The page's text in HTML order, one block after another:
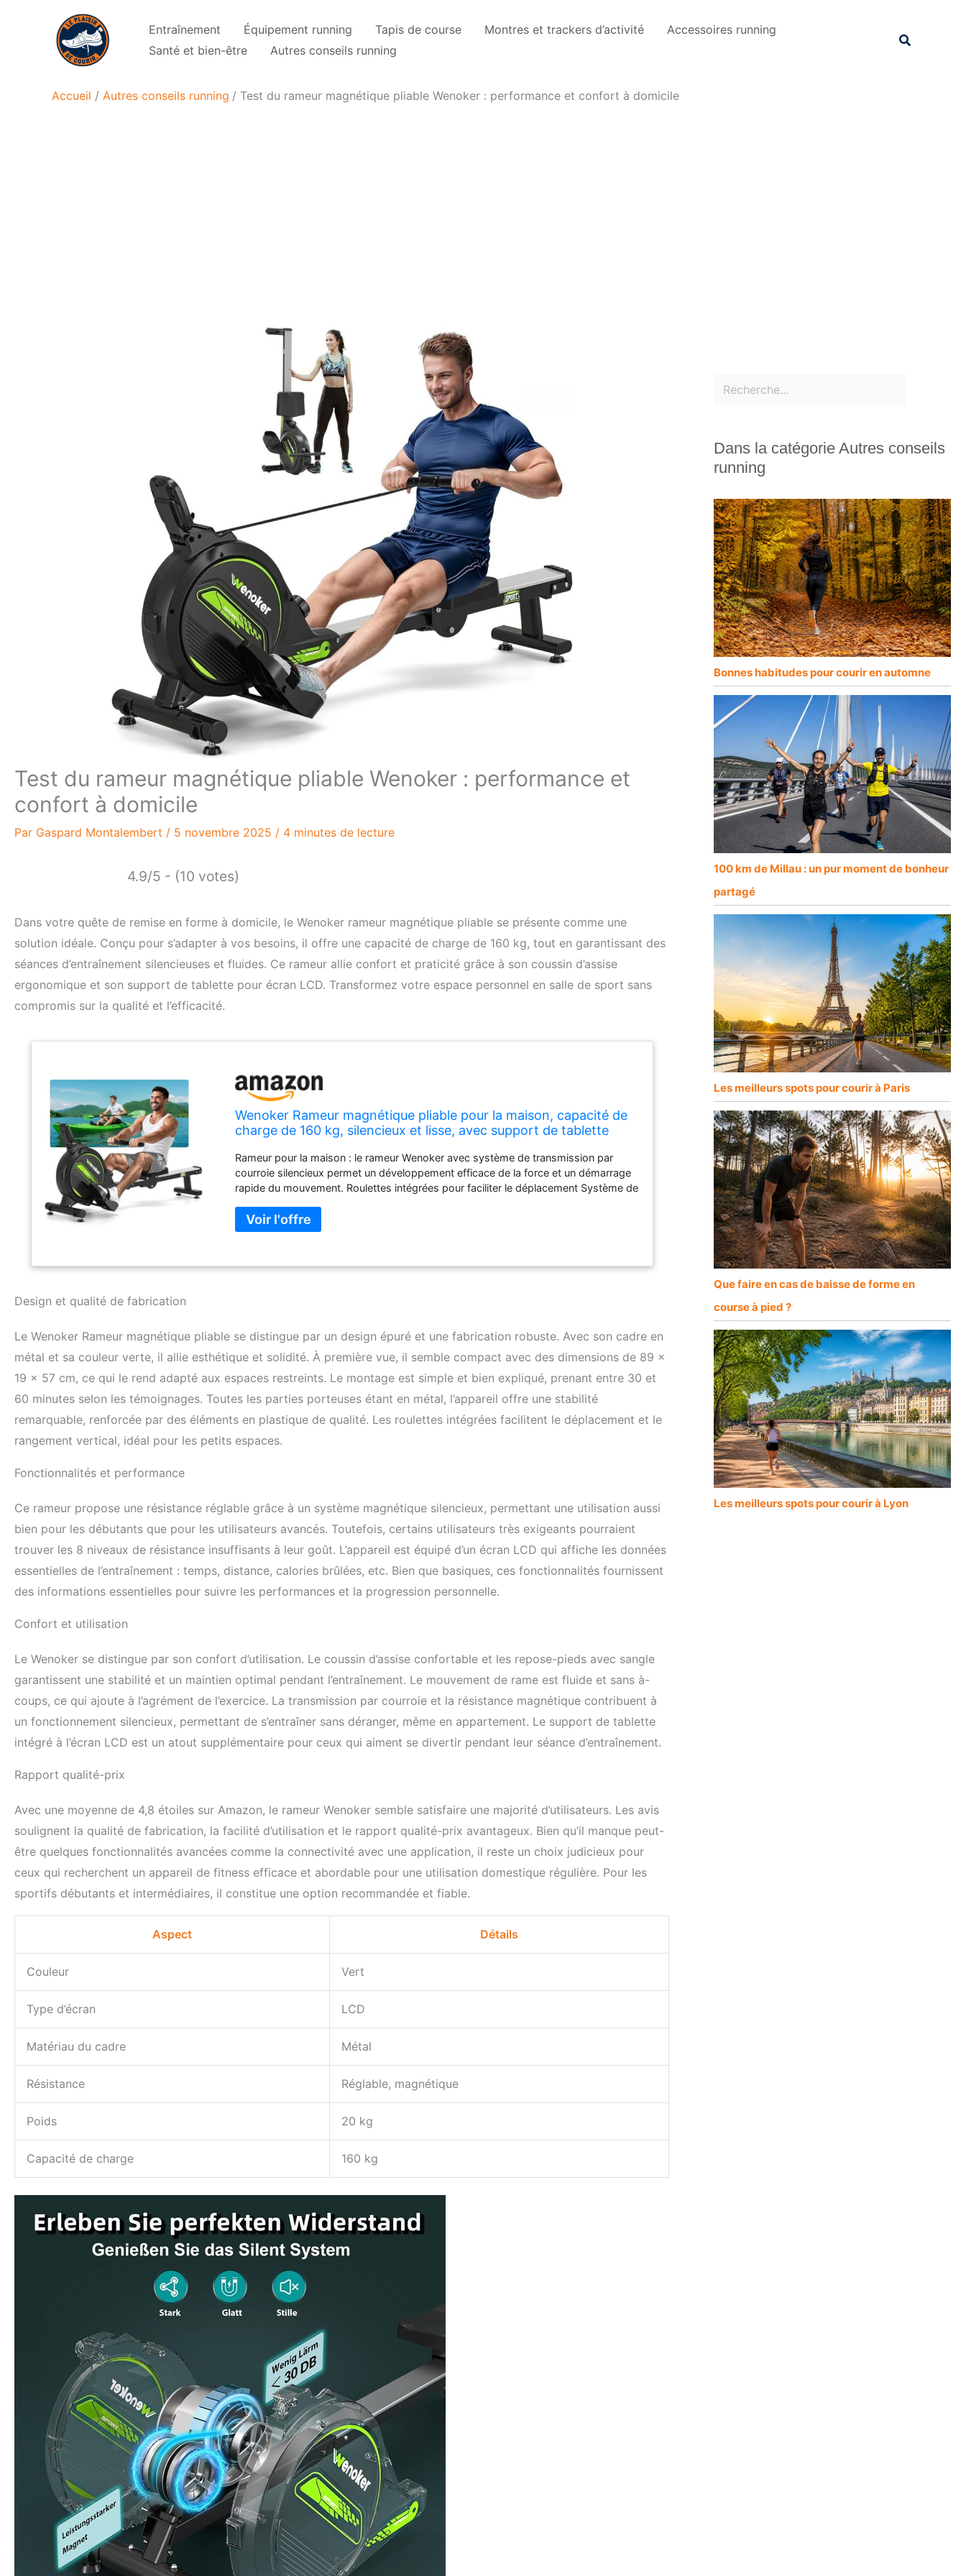
Entraînement Équipement running Tapis de course Montres et trackers d’activité
Accessoires running
Santé et bien-être
Autres conseils running
Accueil Autres conseils running Test du rameur magnétique pliable Wenoker : performance et confort à domicile
Test du rameur magnétique pliable Wenoker : performance et
confort à domicile
Par Gaspard Montalembert / 5 novembre 2025 / 4 minutes de lecture
4.9/5 - (10 votes)
Dans votre quête de remise en forme à domicile, le Wenoker rameur magnétique pliable se présente comme une
solution idéale. Conçu pour s’adapter à vos besoins, il offre une capacité de charge de 160 kg, tout en garantissant des
séances d’entraînement silencieuses et fluides. Ce rameur allie confort et praticité grâce à son coussin d’assise
ergonomique et son support de tablette pour écran LCD. Transformez votre espace personnel en salle de sport sans
compromis sur la qualité et l’efficacité.
Wenoker Rameur magnétique pliable pour la maison, capacité de
charge de 160 kg, silencieux et lisse, avec support de tablette
Rameur pour la maison : le rameur Wenoker avec système de transmission par
courroie silencieux permet un développement efficace de la force et un démarrage
rapide du mouvement. Roulettes intégrées pour faciliter le déplacement Système de
entraînement précis. Poignées antidérapantes et repose-pieds réglables combinés
à un siège ergonomique et un système de rails lisses pour un entraînement
de la consommation de calories, de la fréquence de frappe (par minute), du nombre
transport facile et un rangement peu encombrant Service client fiable : l'appareil est
pré-assemblé à 70 %, le kit d'outils et les instructions vidéo détaillées permettent un
24h/24 et 7j/7 pour toute question
Design et qualité de fabrication
Le Wenoker Rameur magnétique pliable se distingue par un design épuré et une fabrication robuste. Avec son cadre en
métal et sa couleur verte, il allie esthétique et solidité. À première vue, il semble compact avec des dimensions de 89 x
19 x 57 cm, ce qui le rend adapté aux espaces restreints. Le montage est simple et bien expliqué, prenant entre 30 et
60 minutes selon les témoignages. Toutes les parties porteuses étant en métal, l’appareil offre une stabilité
remarquable, renforcée par des éléments en plastique de qualité. Les roulettes intégrées facilitent le déplacement et le
rangement vertical, idéal pour les petits espaces.
Fonctionnalités et performance
Ce rameur propose une résistance réglable grâce à un système magnétique silencieux, permettant une utilisation aussi
bien pour les débutants que pour les utilisateurs avancés. Toutefois, certains utilisateurs très exigeants pourraient
trouver les 8 niveaux de résistance insuffisants à leur goût. L’appareil est équipé d’un écran LCD qui affiche les données
essentielles de l’entraînement : temps, distance, calories brûlées, etc. Bien que basiques, ces fonctionnalités fournissent
des informations essentielles pour suivre les performances et la progression personnelle.
Confort et utilisation
Le Wenoker se distingue par son confort d’utilisation. Le coussin d’assise confortable et les repose-pieds avec sangle
garantissent une stabilité et un maintien optimal pendant l’entraînement. Le mouvement de rame est fluide et sans à-
coups, ce qui ajoute à l’agrément de l’exercice. La transmission par courroie et la résistance magnétique contribuent à
un fonctionnement silencieux, permettant de s’entraîner sans déranger, même en appartement. Le support de tablette
intégré à l’écran LCD est un atout supplémentaire pour ceux qui aiment se divertir pendant leur séance d’entraînement.
Rapport qualité-prix
Avec une moyenne de 4,8 étoiles sur Amazon, le rameur Wenoker semble satisfaire une majorité d’utilisateurs. Les avis
soulignent la qualité de fabrication, la facilité d’utilisation et le rapport qualité-prix avantageux. Bien qu’il manque peut-
être quelques fonctionnalités avancées comme la connectivité avec une application, il reste un choix judicieux pour
ceux qui recherchent un appareil de fitness efficace et abordable pour une utilisation domestique régulière. Pour les
sportifs débutants et intermédiaires, il constitue une option recommandée et fiable.
Aspect Détails
Couleur Vert
Type d’écran LCD
Matériau du cadre Métal
Résistance Réglable, magnétique
Poids 20 kg
Capacité de charge 160 kg
Dans la catégorie Autres conseils
running
Bonnes habitudes pour courir en automne
100 km de Millau : un pur moment de bonheur
partagé
Les meilleurs spots pour courir à Paris
Que faire en cas de baisse de forme en
course à pied ?
Les meilleurs spots pour courir à Lyon